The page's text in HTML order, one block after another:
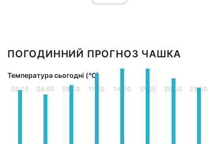
ПОГОДИННИЙ ПРОГНОЗ ЧАШКА
Температура сьогодні (°С)
02:00 05:00 08:00 11:00 14:00 17:00 20:00 23:00